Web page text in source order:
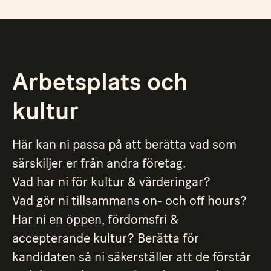
Arbetsplats och
kultur
Här kan ni passa på att berätta vad som
särskiljer er från andra företag.
Vad har ni för kultur & värderingar?
Vad gör ni tillsammans on- och off hours?
Har ni en öppen, fördomsfri &
accepterande kultur? Berätta för
kandidaten så ni säkerställer att de förstår